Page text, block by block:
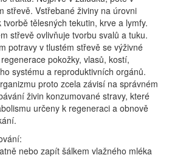
střevě. Vstřebané živiny na úrovni
tělesných tekutin, krve a lymfy.
střevě ovlivňuje tvorbu svalů a tuku.
potravy v tlustém střevě se výživné
pokožky, vlasů, kostí,
systému a reproduktivních orgánů.
proto zcela závisí na správném
živin konzumované stravy, které
určeny k regeneraci a obnově
nebo zapít šálkem vlažného mléka